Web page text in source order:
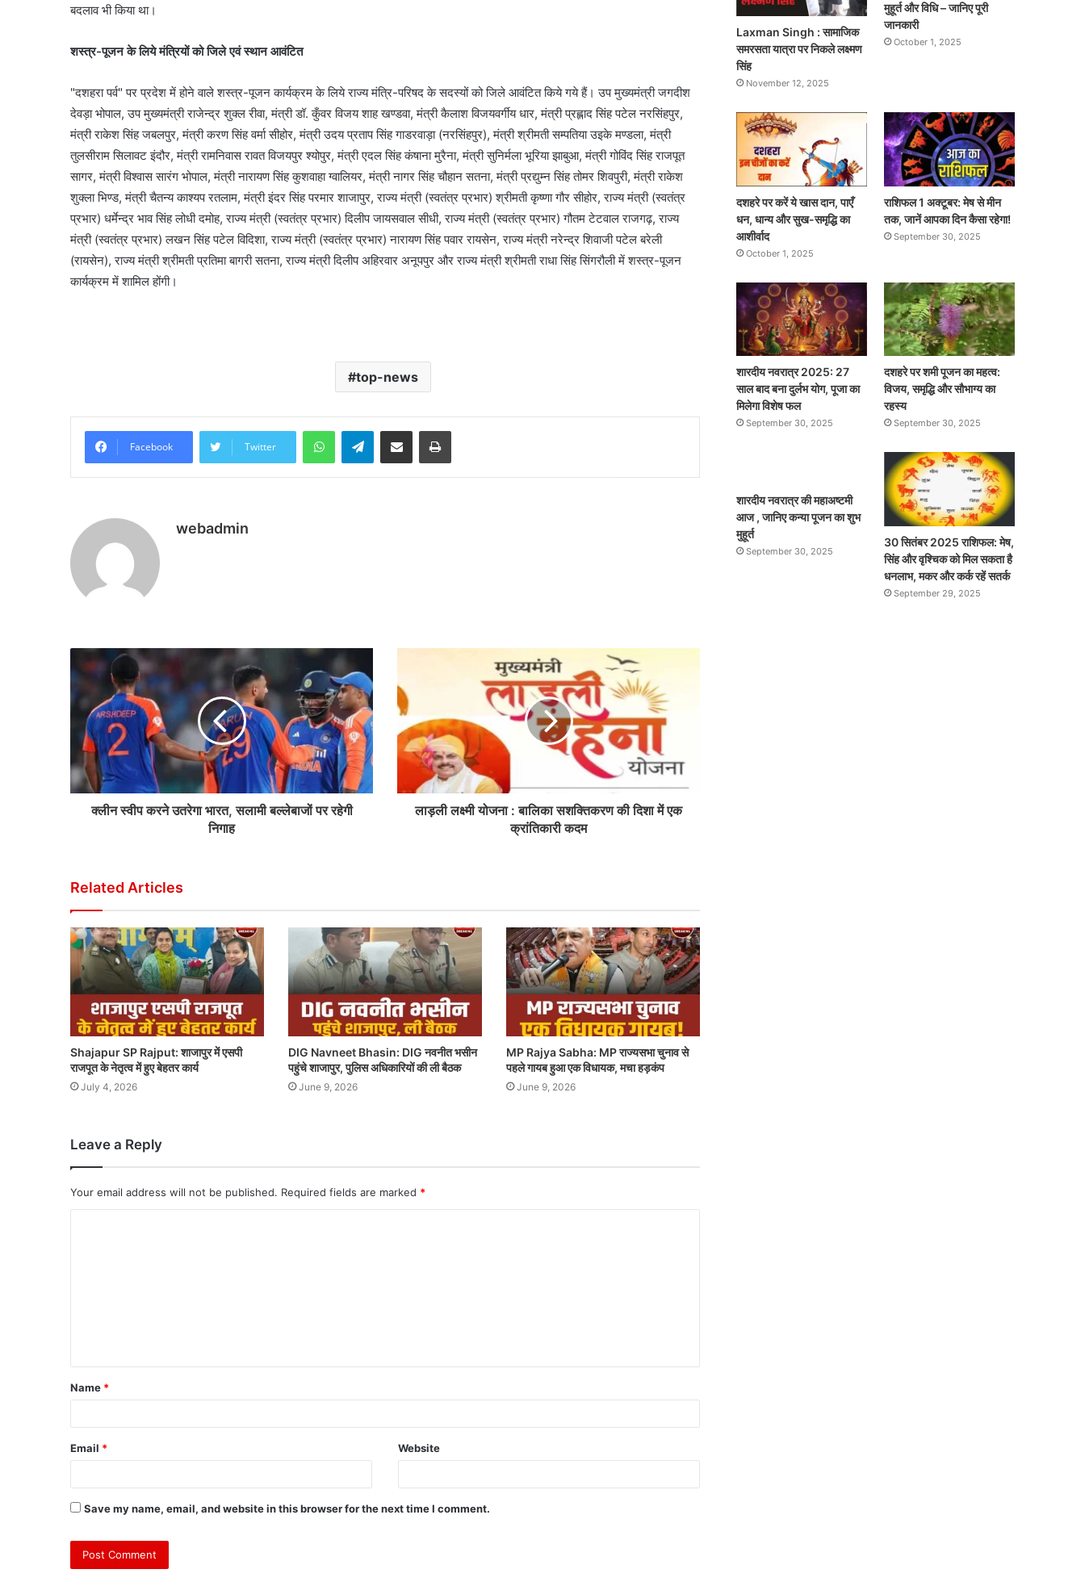
बदलाव भी किया था।
शस्त्र-पूजन के लिये मंत्रियों को जिले एवं स्थान आवंटित
"दशहरा पर्व" पर प्रदेश में होने वाले शस्त्र-पूजन कार्यक्रम के लिये राज्य मंत्रि-परिषद के सदस्यों को जिले आवंटित किये गये हैं। उप मुख्यमंत्री जगदीश
देवड़ा भोपाल, उप मुख्यमंत्री राजेन्द्र शुक्ल रीवा, मंत्री डॉ. कुँवर विजय शाह खण्डवा, मंत्री कैलाश विजयवर्गीय धार, मंत्री प्रह्लाद सिंह पटेल नरसिंहपुर,
मंत्री राकेश सिंह जबलपुर, मंत्री करण सिंह वर्मा सीहोर, मंत्री उदय प्रताप सिंह गाडरवाड़ा (नरसिंहपुर), मंत्री श्रीमती सम्पतिया उइके मण्डला, मंत्री
तुलसीराम सिलावट इंदौर, मंत्री रामनिवास रावत विजयपुर श्योपुर, मंत्री एदल सिंह कंषाना मुरैना, मंत्री सुनिर्मला भूरिया झाबुआ, मंत्री गोविंद सिंह राजपूत
सागर, मंत्री विश्वास सारंग भोपाल, मंत्री नारायण सिंह कुशवाहा ग्वालियर, मंत्री नागर सिंह चौहान सतना, मंत्री प्रद्युम्न सिंह तोमर शिवपुरी, मंत्री राकेश
शुक्ला भिण्ड, मंत्री चैतन्य काश्यप रतलाम, मंत्री इंदर सिंह परमार शाजापुर, राज्य मंत्री (स्वतंत्र प्रभार) श्रीमती कृष्णा गौर सीहोर, राज्य मंत्री (स्वतंत्र
प्रभार) धर्मेन्द्र भाव सिंह लोधी दमोह, राज्य मंत्री (स्वतंत्र प्रभार) दिलीप जायसवाल सीधी, राज्य मंत्री (स्वतंत्र प्रभार) गौतम टेटवाल राजगढ़, राज्य
मंत्री (स्वतंत्र प्रभार) लखन सिंह पटेल विदिशा, राज्य मंत्री (स्वतंत्र प्रभार) नारायण सिंह पवार रायसेन, राज्य मंत्री नरेन्द्र शिवाजी पटेल बरेली
(रायसेन), राज्य मंत्री श्रीमती प्रतिमा बागरी सतना, राज्य मंत्री दिलीप अहिरवार अनूपपुर और राज्य मंत्री श्रीमती राधा सिंह सिंगरौली में शस्त्र-पूजन
कार्यक्रम में शामिल होंगी।
top-news
Facebook Twitter
WhatsAppTelegramShare via Email Print
webadmin
क्लीन स्वीप करने उतरेगा भारत, सलामी बल्लेबाजों पर रहेगी
निगाह
लाड़ली लक्ष्मी योजना : बालिका सशक्तिकरण की दिशा में एक
क्रांतिकारी कदम
Related Articles
Shajapur SP Rajput: शाजापुर में एसपी
राजपूत के नेतृत्व में हुए बेहतर कार्य
July 4, 2026
DIG Navneet Bhasin: DIG नवनीत भसीन
पहुंचे शाजापुर, पुलिस अधिकारियों की ली बैठक
June 9, 2026
MP Rajya Sabha: MP राज्यसभा चुनाव से
पहले गायब हुआ एक विधायक, मचा हड़कंप
June 9, 2026
Leave a Reply
Your email address will not be published. Required fields are marked *
Name *
Email * Website
Save my name, email, and website in this browser for the next time I comment.
Laxman Singh : सामाजिक
समरसता यात्रा पर निकले लक्ष्मण
सिंह
November 12, 2025
मुहूर्त और विधि – जानिए पूरी
जानकारी
October 1, 2025
दशहरे पर करें ये खास दान, पाएँ
धन, धान्य और सुख-समृद्धि का
आशीर्वाद
October 1, 2025
राशिफल 1 अक्टूबर: मेष से मीन
तक, जानें आपका दिन कैसा रहेगा!
September 30, 2025
शारदीय नवरात्र 2025: 27
साल बाद बना दुर्लभ योग, पूजा का
मिलेगा विशेष फल
September 30, 2025
दशहरे पर शमी पूजन का महत्व:
विजय, समृद्धि और सौभाग्य का
रहस्य
September 30, 2025
शारदीय नवरात्र की महाअष्टमी
आज , जानिए कन्या पूजन का शुभ
मुहूर्त
September 30, 2025
30 सितंबर 2025 राशिफल: मेष,
सिंह और वृश्चिक को मिल सकता है
धनलाभ, मकर और कर्क रहें सतर्क
September 29, 2025